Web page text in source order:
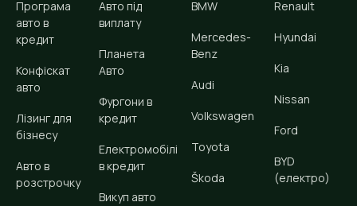
Програма
авто в
кредит
Конфіскат
авто
Лізинг для
бізнесу
Авто в
розстрочку
Авто під
виплату
Планета
Авто
Фургони в
кредит
Електромобілі
в кредит
Викуп авто
BMW
Mercedes-
Benz
Audi
Volkswagen
Toyota
Škoda
Renault
Hyundai
Kia
Nissan
Ford
BYD
(електро)